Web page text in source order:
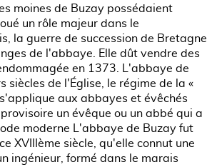
moines de Buzay possédaient
un rôle majeur dans le
la guerre de succession de Bretagne
de l'abbaye. Elle dût vendre des
en 1373. L'abbaye de
siècles de l'Église, le régime de la «
aux abbayes et évêchés
un évêque ou un abbé qui a
moderne L'abbaye de Buzay fut
XVIIIème siècle, qu'elle connut une
ingénieur, formé dans le marais